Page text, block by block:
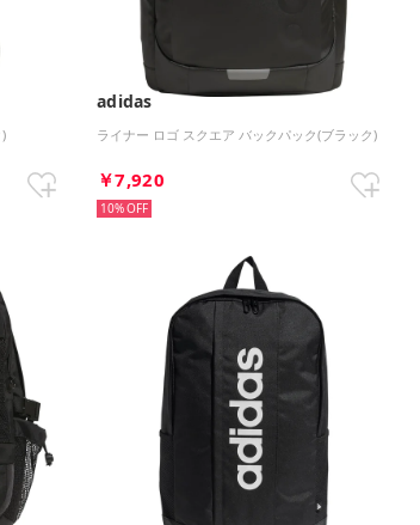
adidas
ライナー ロゴ スクエア バックパック(ブラック)
￥7,920
10%